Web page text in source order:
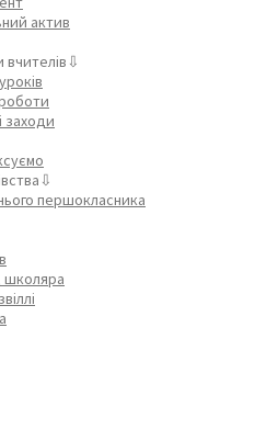
актив
заходи
першокласника
школяра